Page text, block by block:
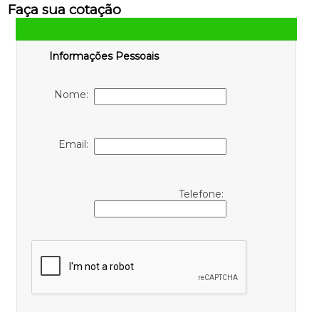
Faça sua cotação
Informações Pessoais
Nome:
Email:
Telefone: